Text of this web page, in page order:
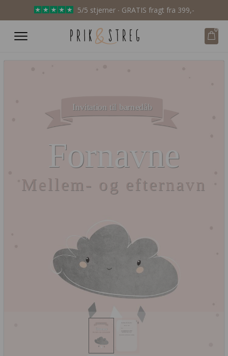
5/5 stjerner ∙ GRATIS fragt fra 399,-
0
Mellem- og efternavn
Invitation til barnedåb
Fornavne